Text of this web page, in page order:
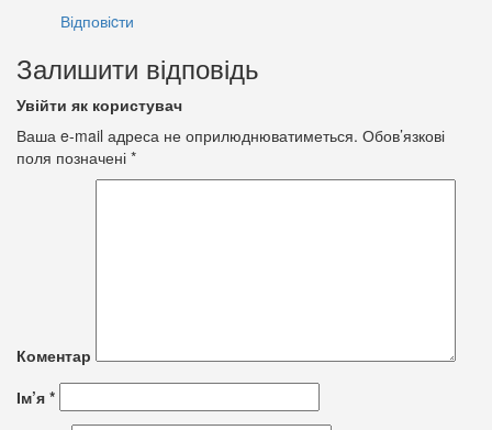
Відповіcти
Залишити відповідь
Увійти як користувач
Ваша e-mail адреса не оприлюднюватиметься. Обов’язкові
поля позначені *
Коментар
Ім’я *